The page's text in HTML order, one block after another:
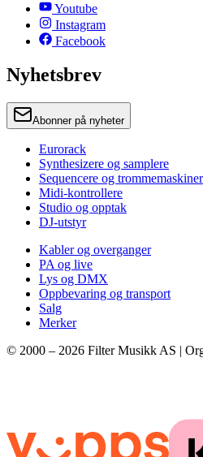
Youtube
Instagram
Facebook
Nyhetsbrev
Abonner på nyheter
Eurorack
Synthesizere og samplere
Sequencere og trommemaskiner
Midi-kontrollere
Studio og opptak
DJ-utstyr
Kabler og overganger
PA og live
Lys og DMX
Oppbevaring og transport
Salg
Merker
© 2000 – 2026 Filter Musikk AS |